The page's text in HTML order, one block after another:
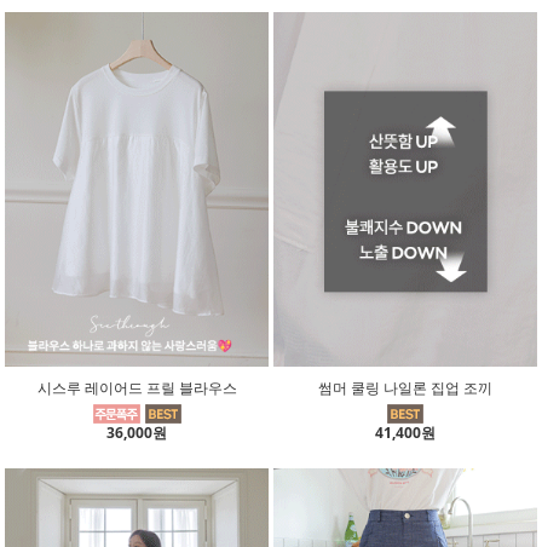
시스루 레이어드 프릴 블라우스
36,000원
썸머 쿨링 나일론 집업 조끼
41,400원